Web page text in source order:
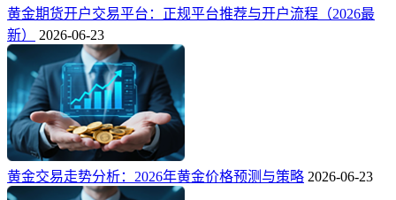
黄金期货开户交易平台：正规平台推荐与开户流程（2026最
新）
2026-06-23
黄金交易走势分析：2026年黄金价格预测与策略 2026-06-23